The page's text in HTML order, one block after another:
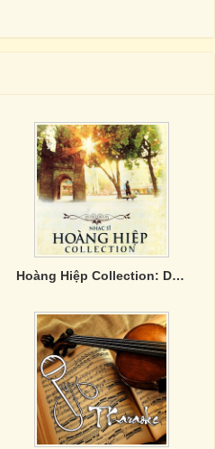
Hoàng Hiệp Collection: Duyên Quê